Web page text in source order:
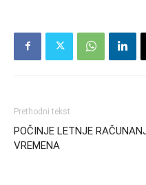
Prethodni tekst
POČINJE LETNJE
VREMENA